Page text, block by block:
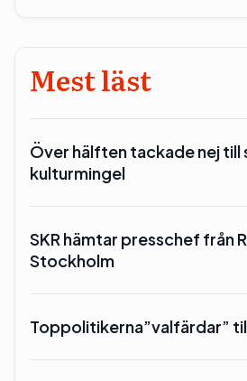
Mest läst
Över hälften tackade nej
kulturmingel
SKR hämtar presschef från
Stockholm
Toppolitikerna”valfärdar”